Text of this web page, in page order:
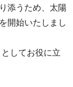
添うため、太陽
開始いたしまし
してお役に⽴